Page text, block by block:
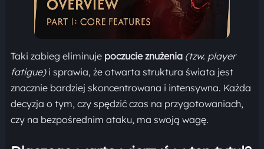
Taki zabieg eliminuje poczucie znużenia (tzw. player
fatigue) i sprawia, że otwarta struktura świata jest
znacznie bardziej skoncentrowana i intensywna. Każda
decyzja o tym, czy spędzić czas na przygotowaniach,
czy na bezpośrednim ataku, ma swoją wagę.